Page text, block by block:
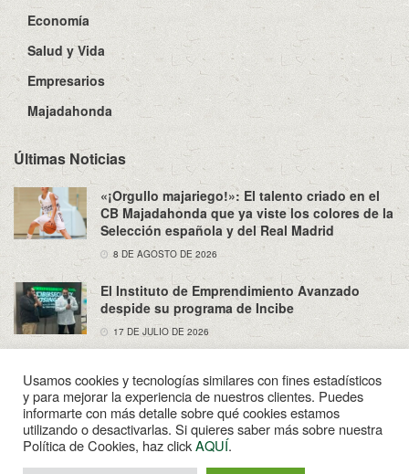
Economía
Salud y Vida
Empresarios
Majadahonda
Últimas Noticias
«¡Orgullo majariego!»: El talento criado en el
CB Majadahonda que ya viste los colores de la
Selección española y del Real Madrid
8 DE AGOSTO DE 2026
El Instituto de Emprendimiento Avanzado
despide su programa de Incibe
17 DE JULIO DE 2026
Sobre Nosotros Política de Privacidad
Aviso Legal
Contacto
Usamos cookies y tecnologías similares con fines estadísticos
y para mejorar la experiencia de nuestros clientes. Puedes
informarte con más detalle sobre qué cookies estamos
utilizando o desactivarlas. Si quieres saber más sobre nuestra
Política de Cookies, haz clickAQUÍ.